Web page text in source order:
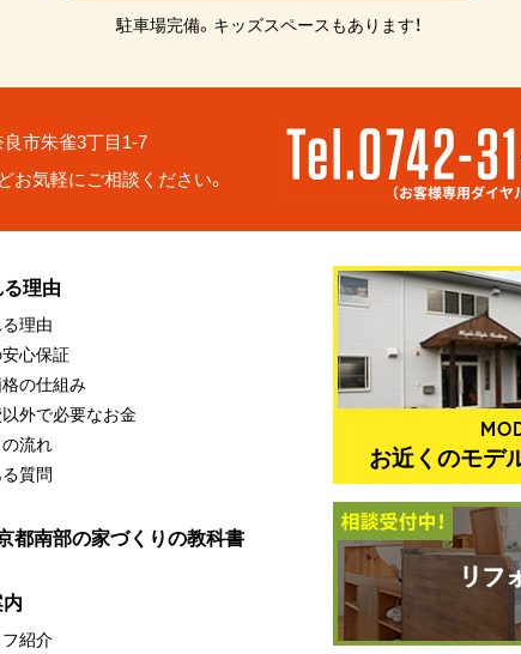
駐車場完備。キッズスペースもあります！
市朱雀3丁目1-7
お気軽にご相談ください。
理由
理由
心保証
の仕組み
外で必要なお金
流れ
質問
都南部の家づくりの教科書
紹介
お近くのモデ